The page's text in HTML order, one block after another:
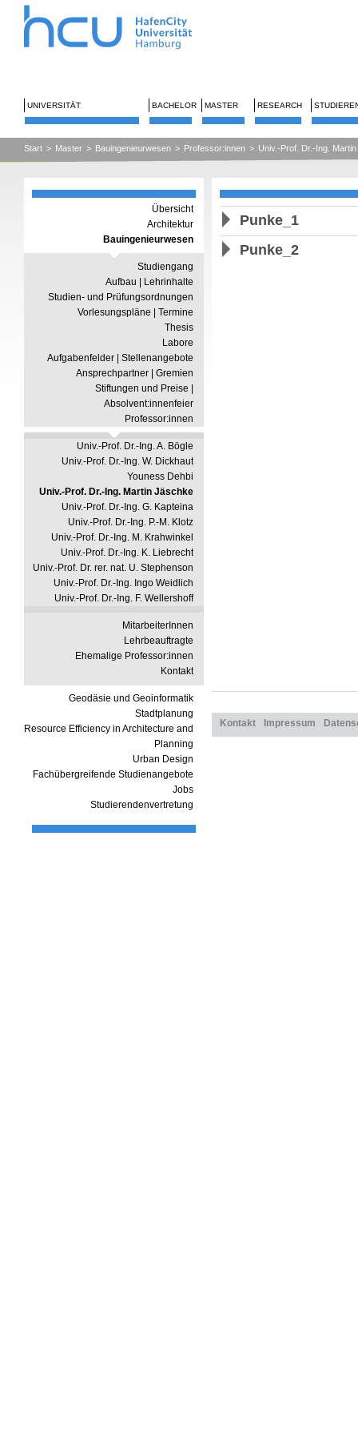
UNIVERSITÄT BACHELOR MASTER RESEARCH
Start > Master > Bauingenieurwesen > Professor:innen > Univ.-Prof. Dr.-Ing.
Übersicht
Architektur
Bauingenieurwesen
Studiengang
Aufbau | Lehrinhalte
Studien- und Prüfungsordnungen
Vorlesungspläne | Termine
Thesis
Labore
Aufgabenfelder | Stellenangebote
Ansprechpartner | Gremien
Stiftungen und Preise |
Absolvent:innenfeier
Professor:innen
Univ.-Prof. Dr.-Ing. A. Bögle
Univ.-Prof. Dr.-Ing. W. Dickhaut
Youness Dehbi
Univ.-Prof. Dr.-Ing. Martin Jäschke
Univ.-Prof. Dr.-Ing. G. Kapteina
Univ.-Prof. Dr.-Ing. P.-M. Klotz
Univ.-Prof. Dr.-Ing. M. Krahwinkel
Univ.-Prof. Dr.-Ing. K. Liebrecht
Univ.-Prof. Dr. rer. nat. U. Stephenson
Univ.-Prof. Dr.-Ing. Ingo Weidlich
Univ.-Prof. Dr.-Ing. F. Wellershoff
MitarbeiterInnen
Lehrbeauftragte
Ehemalige Professor:innen
Kontakt
Geodäsie und Geoinformatik
Stadtplanung
Resource Efficiency in Architecture and
Planning
Urban Design
Fachübergreifende Studienangebote
Jobs
Studierendenvertretung
Punke_1
Punke_2
Kontakt Impressum